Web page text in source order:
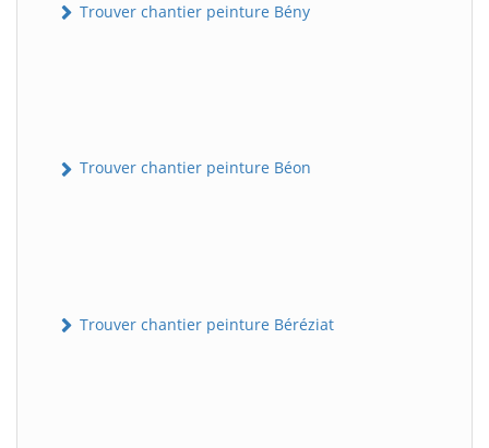
Trouver chantier peinture Bény
Trouver chantier peinture Béon
Trouver chantier peinture Béréziat